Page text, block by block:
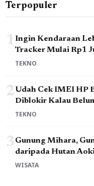
Terpopuler
1Ingin Kendaraan
Tracker Mulai Rp1
TEKNO
2Udah Cek IMEI HP
Diblokir Kalau
TEKNO
3Gunung Mihara,
daripada Hutan
WISATA